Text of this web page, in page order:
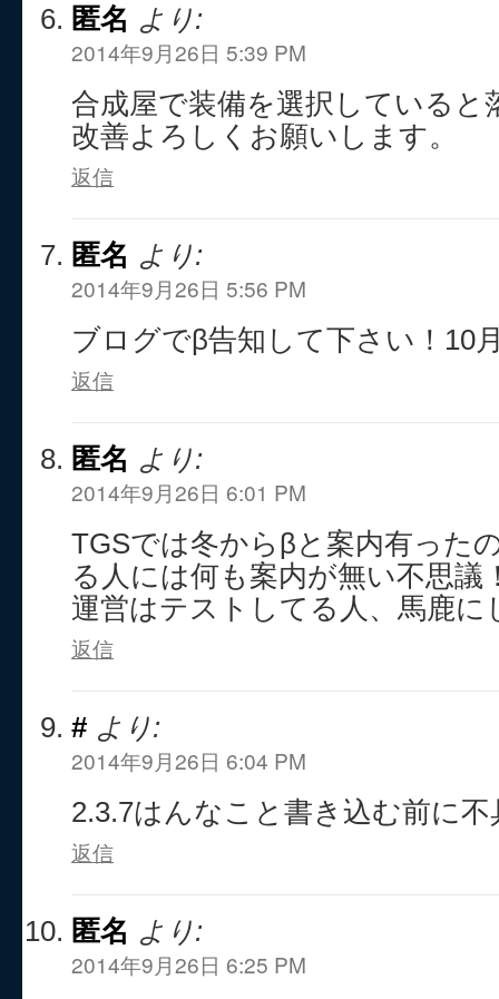
匿名 より:
2014年9月26日 5:39 PM
合成屋で装備を選択していると
改善よろしくお願いします。
返信
匿名 より:
2014年9月26日 5:56 PM
ブログでβ告知して下さい！10
返信
匿名 より:
2014年9月26日 6:01 PM
TGSでは冬からβと案内有った
る人には何も案内が無い不思議
運営はテストしてる人、馬鹿
返信
# より:
2014年9月26日 6:04 PM
2.3.7はんなこと書き込む前に
返信
匿名 より:
2014年9月26日 6:25 PM